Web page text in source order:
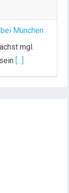
München
mgl.
[...]